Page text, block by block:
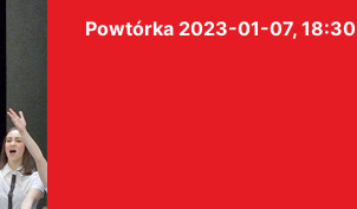
Powtórka 2023-01-07, 18:30